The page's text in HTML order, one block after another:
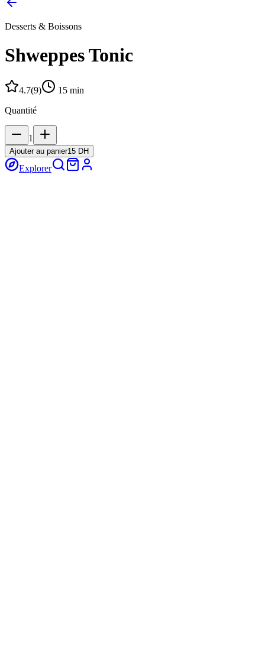
Desserts & Boissons
Shweppes Tonic
4.7(9) 15 min
Quantité
1
Ajouter au panier15 DH
Explorer